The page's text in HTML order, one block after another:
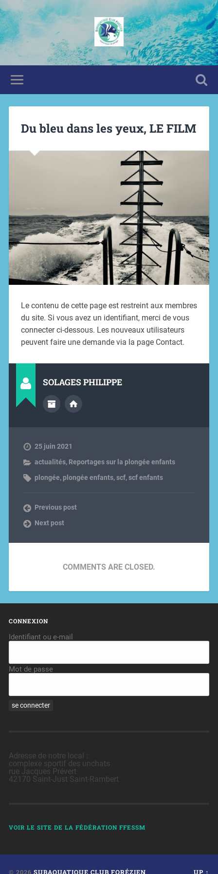
Du bleu dans les yeux, LE FILM
Le contenu de cette page est restreint aux membres
du site. Si vous avez un identifiant, merci de vous
connecter ci-dessous. Les nouveaux utilisateurs
peuvent faire une demande via la page Contact.
SOLAGES PHILIPPE
25 juin 2021
actualités, Reportages sur la plongée enfants
plongée, plongée enfants,scf,scf enfants
Previous post
Next post
COMMENTS ARE CLOSED.
CONNEXION
Identifiant ou e-mail
Mot de passe
Adresse de notre local :
complexe sportif des unchats
rue Jacques Prévert
42170 Saint-Just Saint-Rambert
VOIR LE SITE DE LA FÉDÉRATION FFESSM
© 2026 SUBAQUATIQUE CLUB FORÉZIEN UP ↑